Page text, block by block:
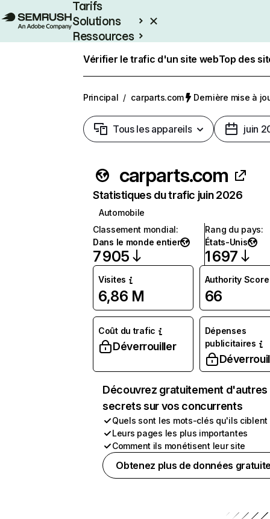
Tarifs
Solutions
Ressources
Vérifier le trafic d'un site webTop des
Principal / carparts.com Dernière mise à
Tous les appareils juin
carparts.com
Statistiques du trafic juin 2026
Automobile
Classement mondial:
Dans le monde entier
7 905
Rang du pays:
États-Unis
1 697
Visites
6,86 M
Authority Score
66
Coût du trafic
Déverrouiller
Dépenses
publicitaires
Découvrez gratuitement d'autres
secrets sur vos concurrents
Quels sont les mots-clés qu'ils ciblent
Leurs pages les plus importantes
Comment ils monétisent leur site
Obtenez plus de données